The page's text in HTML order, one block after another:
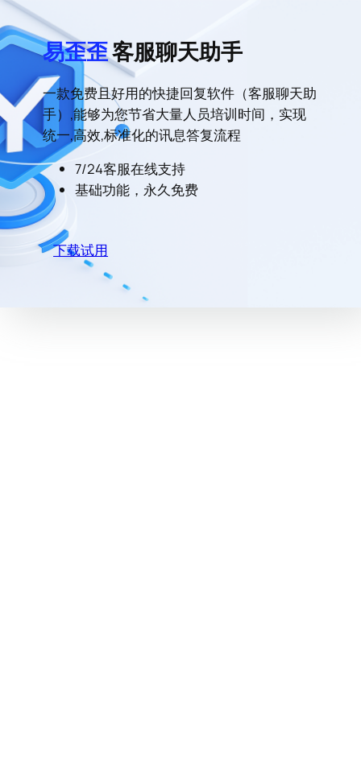
易歪歪客服聊天助手
一款免费且好用的快捷回复软件（客服聊天助
手）,能够为您节省大量人员培训时间，实现
统一,高效,标准化的讯息答复流程
7/24客服在线支持
基础功能，永久免费
下载试用